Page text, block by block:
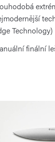
Technology)
finální